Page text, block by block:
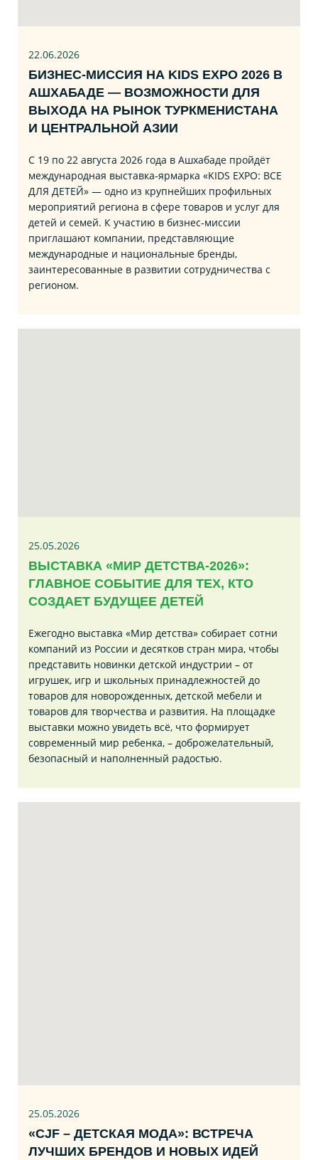
22.06.2026
БИЗНЕС‑МИССИЯ НА KIDS EXPO 2026 В
АШХАБАДЕ — ВОЗМОЖНОСТИ ДЛЯ
ВЫХОДА НА РЫНОК ТУРКМЕНИСТАНА
И ЦЕНТРАЛЬНОЙ АЗИИ
С 19 по 22 августа 2026 года в Ашхабаде пройдёт
международная выставка‑ярмарка «KIDS EXPO: ВСЕ
ДЛЯ ДЕТЕЙ» — одно из крупнейших профильных
мероприятий региона в сфере товаров и услуг для
детей и семей. К участию в бизнес‑миссии
приглашают компании, представляющие
международные и национальные бренды,
заинтересованные в развитии сотрудничества с
регионом.
25.05.2026
ВЫСТАВКА «МИР ДЕТСТВА-2026»:
ГЛАВНОЕ СОБЫТИЕ ДЛЯ ТЕХ, КТО
СОЗДАЕТ БУДУЩЕЕ ДЕТЕЙ
Ежегодно выставка «Мир детства» собирает сотни
компаний из России и десятков стран мира, чтобы
представить новинки детской индустрии – от
игрушек, игр и школьных принадлежностей до
товаров для новорожденных, детской мебели и
товаров для творчества и развития. На площадке
выставки можно увидеть всё, что формирует
современный мир ребенка, – доброжелательный,
безопасный и наполненный радостью.
25.05.2026
«CJF – ДЕТСКАЯ МОДА»: ВСТРЕЧА
ЛУЧШИХ БРЕНДОВ И НОВЫХ ИДЕЙ